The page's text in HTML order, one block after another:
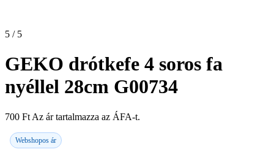
5 / 5
GEKO drótkefe 4 soros fa
nyéllel 28cm G00734
700 Ft Az ár tartalmazza az ÁFA-t.
Webshopos ár